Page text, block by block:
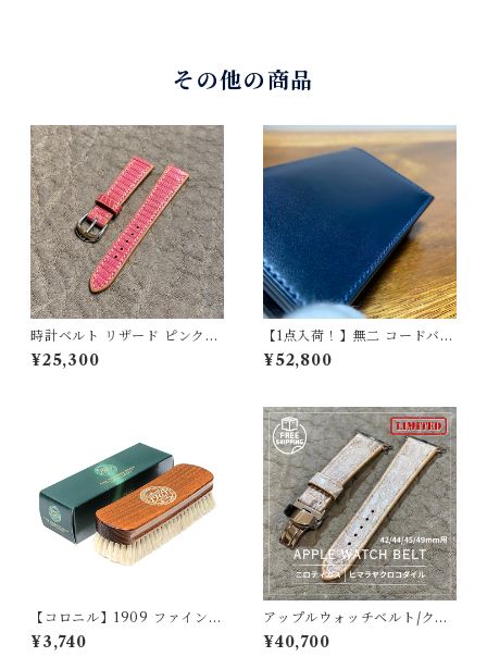
その他の商品
時計ベルト リザード ピンク
18mm-14mm【スタンダー
ド】フルフラット型 腕時計
¥25,300
【1点入荷！】無二 コードバン
名刺入れ オイルコードバン ネ
イビー×ブラック｜新喜皮革製
¥52,800
【コロニル】1909 ファインポ
リッシングブラシ（山羊毛ブ
ラシ）
¥3,740
アップルウォッチベルト/クロ
コダイル・丸腑・ヒマラヤ・
フラット（For 42/44/45/46/
¥40,700